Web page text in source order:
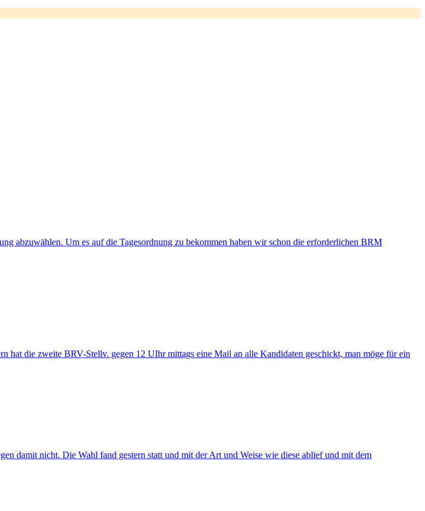
abzuwählen. Um es auf die Tagesordnung zu bekommen haben wir schon die erforderlichen BRM
hat die zweite BRV-Stellv. gegen 12 UIhr mittags eine Mail an alle Kandidaten geschickt, man möge für ein
damit nicht. Die Wahl fand gestern statt und mit der Art und Weise wie diese ablief und mit dem